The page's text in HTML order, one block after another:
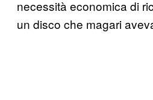
necessità economica di
un disco che magari